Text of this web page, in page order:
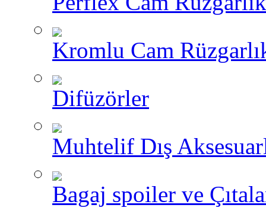
Kromlu Cam
Difüzörler
Muhtelif Dış
Bagaj spoiler ve